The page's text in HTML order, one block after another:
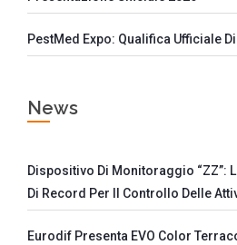
PestMed Expo: Qualifica Ufficiale
News
Dispositivo Di Monitoraggio “ZZ”:
Di Record Per Il Controllo Delle
Eurodif Presenta EVO Color